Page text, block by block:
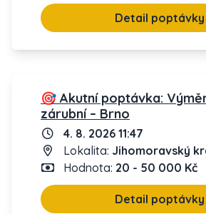
Detail poptávky
🎯 Akutní poptávka:
zárubní – Brno
4. 8. 2026 11:47
Lokalita: Jihomoravský
Hodnota: 20 - 50 000 Kč
Detail poptávky